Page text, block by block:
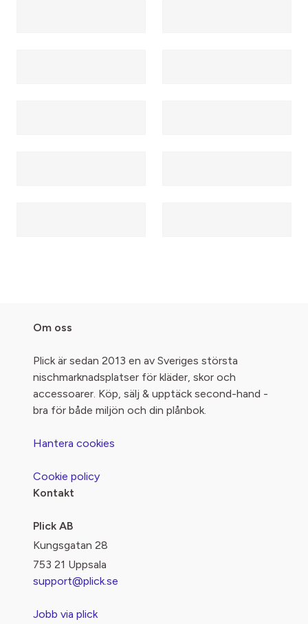
Om oss
Plick är sedan 2013 en av Sveriges största
nischmarknadsplatser för kläder, skor och
accessoarer. Köp, sälj & upptäck second-hand -
bra för både miljön och din plånbok.
Hantera cookies
Cookie policy
Kontakt
Plick AB
Kungsgatan 28
753 21 Uppsala
support@plick.se
Jobb via plick